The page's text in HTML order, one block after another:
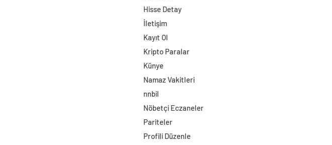
Hisse Detay
İletişim
Kayıt Ol
Kripto Paralar
Künye
Namaz Vakitleri
nnbil
Nöbetçi Eczaneler
Pariteler
Profili Düzenle